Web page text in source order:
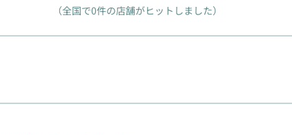
（全国で0件の店舗がヒットしました）